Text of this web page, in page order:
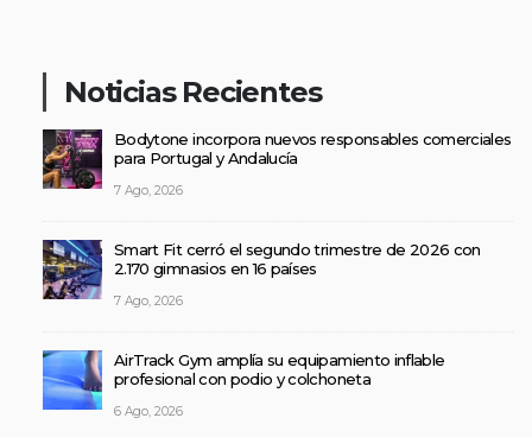
Noticias Recientes
Bodytone incorpora nuevos responsables comerciales
para Portugal y Andalucía
7 Ago, 2026
Smart Fit cerró el segundo trimestre de 2026 con
2.170 gimnasios en 16 países
7 Ago, 2026
AirTrack Gym amplía su equipamiento inflable
profesional con podio y colchoneta
6 Ago, 2026